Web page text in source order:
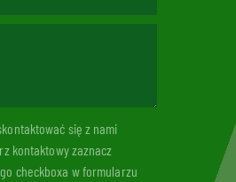
się z nami
kontaktowy zaznacz
checkboxa w formularzu